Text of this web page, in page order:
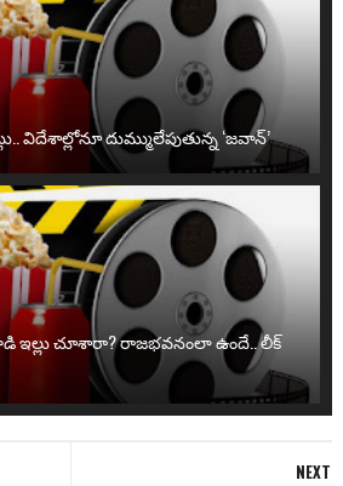
విదేశాల్లోనూ దుమ్ములేపుతున్న ‘జవాన్’
గాడి ఇల్లు చూశారా? రాజభవనంలా ఉందే.. లీక్
NEXT